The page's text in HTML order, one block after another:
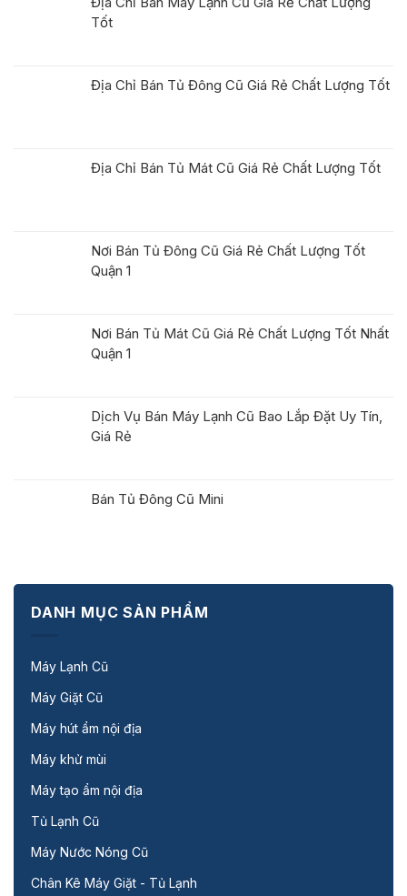
Tốt
Địa Chỉ Bán Tủ Đông Cũ Giá Rẻ Chất Lượng Tốt
Địa Chỉ Bán Tủ Mát Cũ Giá Rẻ Chất Lượng Tốt
Nơi Bán Tủ Đông Cũ Giá Rẻ Chất Lượng Tốt
Quận 1
Nơi Bán Tủ Mát Cũ Giá Rẻ Chất Lượng Tốt Nhất
Quận 1
Dịch Vụ Bán Máy Lạnh Cũ Bao Lắp Đặt Uy Tín,
Giá Rẻ
Bán Tủ Đông Cũ Mini
DANH MỤC SẢN PHẨM
Máy Lạnh Cũ
Máy Giặt Cũ
Máy hút ẩm nội địa
Máy khử mùi
Máy tạo ẩm nội địa
Tủ Lạnh Cũ
Máy Nước Nóng Cũ
Chân Kê Máy Giặt - Tủ Lạnh